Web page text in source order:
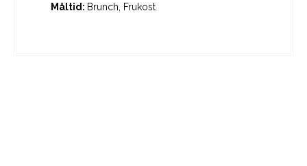
Måltid: Brunch, Frukost